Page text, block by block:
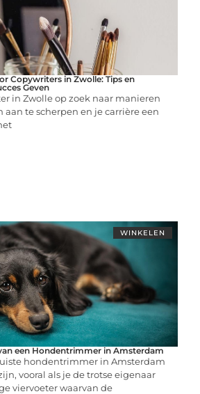
Copywriters in Zwolle: Tips en
Geven
in Zwolle op zoek naar manieren
te scherpen en je carrière een
WINKELEN
een Hondentrimmer in Amsterdam
hondentrimmer in Amsterdam
vooral als je de trotse eigenaar
viervoeter waarvan de